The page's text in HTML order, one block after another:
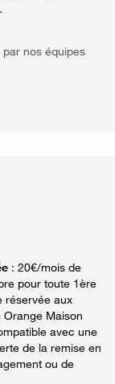
par nos équipes
: 20€/mois de
pour toute 1ère
réservée aux
Orange Maison
avec une
de la remise en
ou de